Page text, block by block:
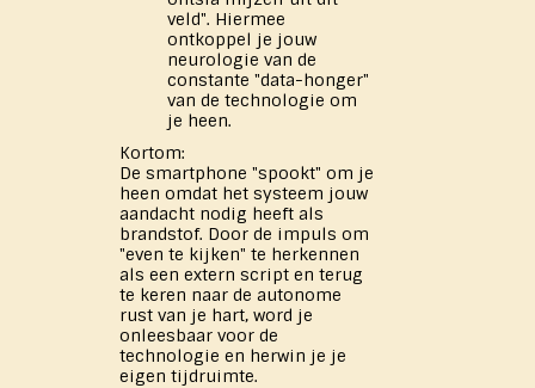
veld". Hiermee
ontkoppel je jouw
neurologie van de
constante "data-honger"
van de technologie om
je heen.
Kortom:
De smartphone "spookt" om je
heen omdat het systeem jouw
aandacht nodig heeft als
brandstof. Door de impuls om
"even te kijken" te herkennen
als een extern script en terug
te keren naar de autonome
rust van je hart, word je
onleesbaar voor de
technologie en herwin je je
eigen tijdruimte.